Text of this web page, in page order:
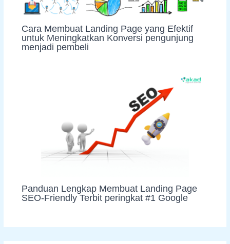
Cara Membuat Landing Page yang Efektif
untuk Meningkatkan Konversi pengunjung
menjadi pembeli
Panduan Lengkap Membuat Landing Page
SEO-Friendly Terbit peringkat #1 Google